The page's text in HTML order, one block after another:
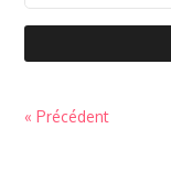
« Précédent